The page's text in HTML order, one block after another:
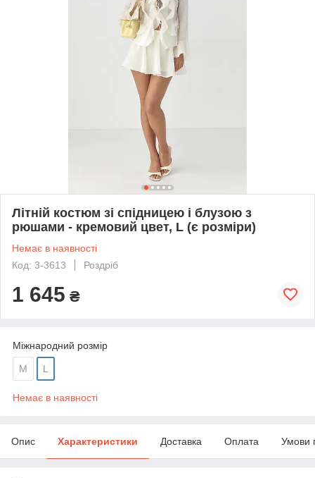
Літній костюм зі спідницею і блузою з
рюшами - кремовий цвет, L (є розміри)
Немає в наявності
Код: 3-3613
Роздріб
1 645 ₴
Міжнародний розмір
M L
Немає в наявності
Опис Характеристики Доставка Оплата Умови